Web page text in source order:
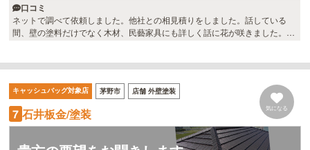
口コミ
ネットで調べて依頼しました。他社との相見積りをしました。話している
間、壁の塗料だけでなく木材、民藝家具にも詳しく話に花が咲きました。翌
キャッシュバッグ対象店 茅野市 店舗 外壁塗装
7 石井板金/塗装 気になる